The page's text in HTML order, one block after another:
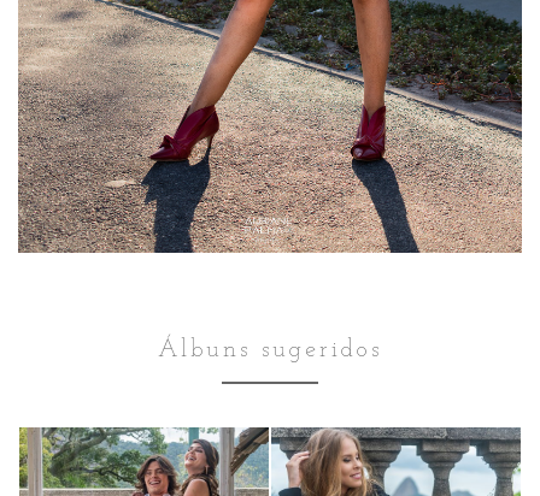
Álbuns sugeridos
Ensaio Feminino
Ensaio Aria
Ensaio Feminino
Ensaio Bárbara